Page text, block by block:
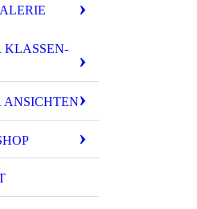
KLASSEN-
ANSICHTEN